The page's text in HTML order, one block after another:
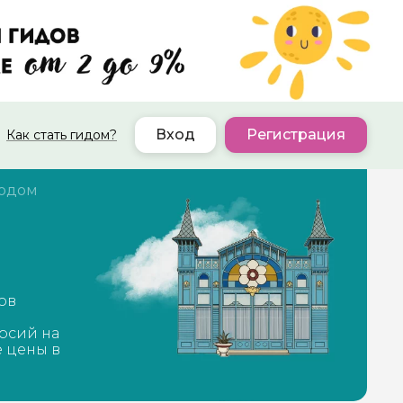
Как стать гидом? Вход Регистрация
на
цены в